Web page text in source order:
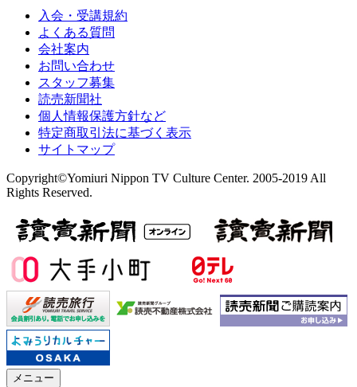
入会・受講規約
よくある質問
会社案内
お問い合わせ
スタッフ募集
読売新聞社
個人情報保護方針など
特定商取引法に基づく表示
サイトマップ
Copyright©Yomiuri Nippon TV Culture Center. 2005-2019 All
Rights Reserved.
メニュー